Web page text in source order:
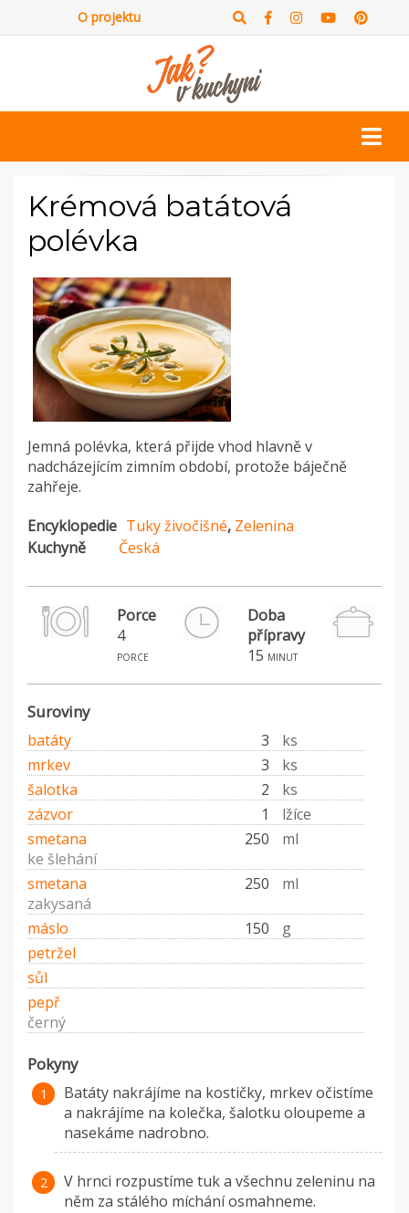
O projektu
Krémová batátová
polévka
Jemná polévka, která přijde vhod hlavně v
nadcházejícím zimním období, protože báječně
zahřeje.
Encyklopedie Tuky živočišné, Zelenina
Kuchyně
Česká
Porce
4
porce
Doba
přípravy
15 minut
Suroviny
batáty 3
ks
mrkev
3
ks
šalotka
2
ks
zázvor
1
lžíce
smetana
250
ml
ke šlehání
smetana
250
ml
zakysaná
máslo
150
g
petržel
sůl
pepř
černý
Pokyny
Batáty nakrájíme na kostičky, mrkev očistíme
a nakrájíme na kolečka, šalotku oloupeme a
nasekáme nadrobno.
V hrnci rozpustíme tuk a všechnu zeleninu na
něm za stálého míchání osmahneme.